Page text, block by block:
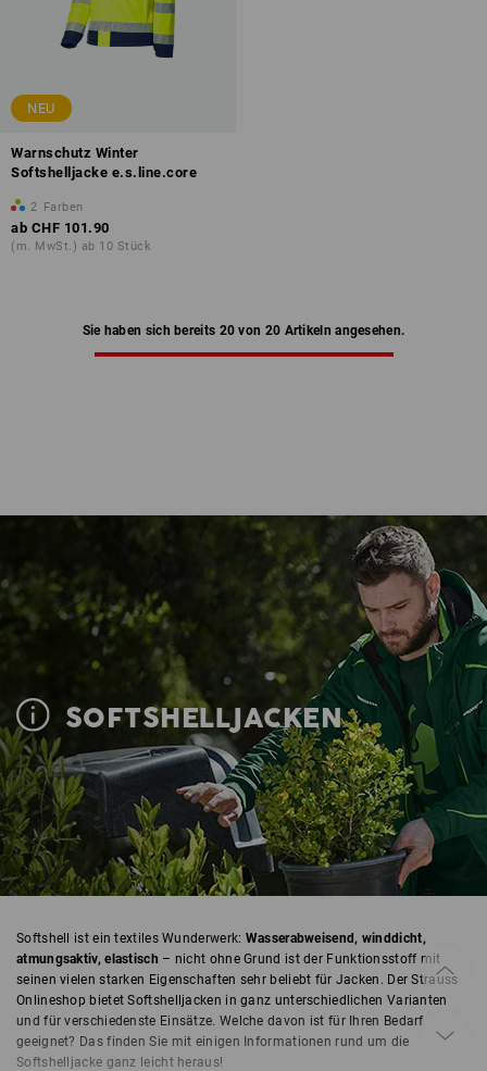
NEU
Warnschutz Winter
Softshelljacke e.s.line.core
2 Farben
ab CHF 101.90
(m. MwSt.) ab 10 Stück
Sie haben sich bereits 20 von 20 Artikeln angesehen.
SOFTSHELLJACKEN
Softshell ist ein textiles Wunderwerk: Wasserabweisend, winddicht,
atmungsaktiv, elastisch – nicht ohne Grund ist der Funktionsstoff mit
seinen vielen starken Eigenschaften sehr beliebt für Jacken. Der Strauss
Onlineshop bietet Softshelljacken in ganz unterschiedlichen Varianten
und für verschiedenste Einsätze. Welche davon ist für Ihren Bedarf
geeignet? Das finden Sie mit einigen Informationen rund um die
Softshelljacke ganz leicht heraus!